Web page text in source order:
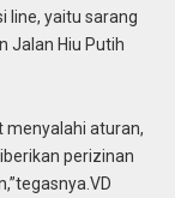
line, yaitu sarang
Jalan Hiu Putih
menyalahi aturan,
perizinan